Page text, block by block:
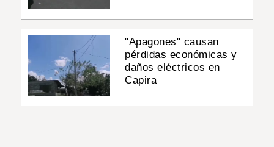
"Apagones" causan
pérdidas económicas y
daños eléctricos en
Capira